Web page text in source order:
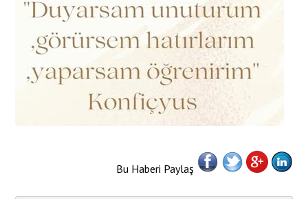
Bu Haberi Paylaş